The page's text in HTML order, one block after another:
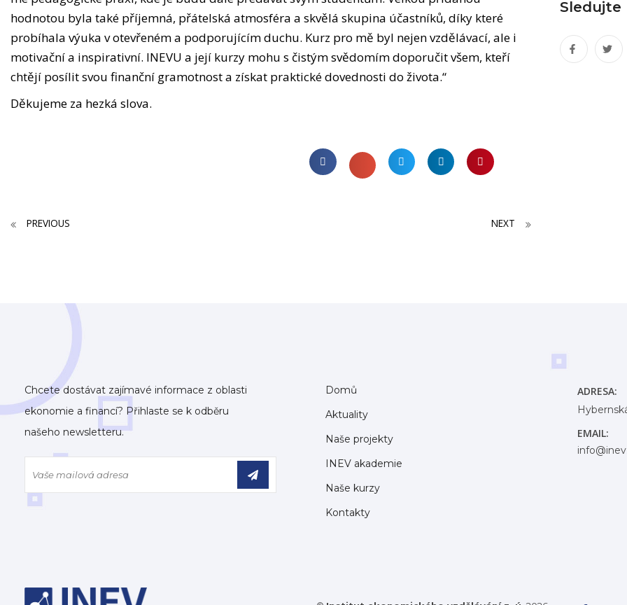
hodnotou byla také příjemná, přátelská atmosféra a skvělá skupina účastníků, díky které
probíhala výuka v otevřeném a podporujícím duchu. Kurz pro mě byl nejen vzdělávací, ale i
motivační a inspirativní. INEVU a její kurzy mohu s čistým svědomím doporučit všem, kteří
chtějí posílit svou finanční gramotnost a získat praktické dovednosti do života.“
Děkujeme za hezká slova.
PREVIOUS NEXT
Sledujte
Chcete dostávat zajímavé informace z oblasti
ekonomie a financí? Přihlaste se k odběru
našeho newsletteru.
Domů
Aktuality
Naše projekty
INEV akademie
Naše kurzy
Kontakty
ADRESA:
EMAIL: